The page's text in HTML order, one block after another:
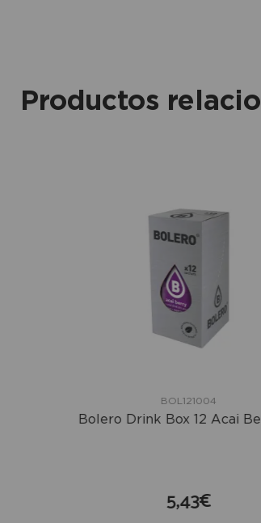
Productos
BOL121004
Bolero Drink Box 12 Acai
5,43€